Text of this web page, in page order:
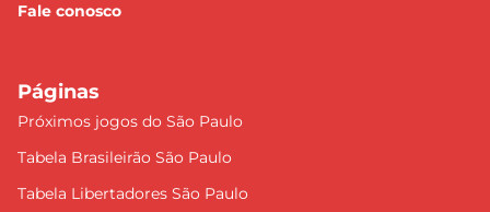
Fale conosco
Páginas
Próximos jogos do São Paulo
Tabela Brasileirão São Paulo
Tabela Libertadores São Paulo